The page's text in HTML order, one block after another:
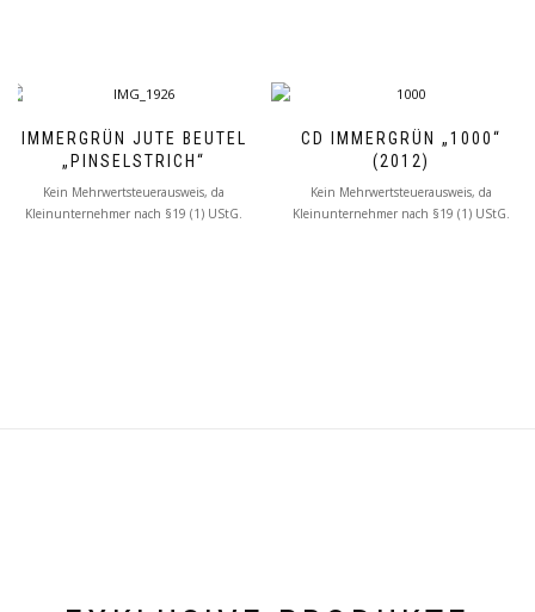
IMMERGRÜN JUTE BEUTEL
„PINSELSTRICH“
Kein Mehrwertsteuerausweis, da
Kleinunternehmer nach §19 (1) UStG.
CD IMMERGRÜN „1000“
(2012)
Kein Mehrwertsteuerausweis, da
Kleinunternehmer nach §19 (1) UStG.